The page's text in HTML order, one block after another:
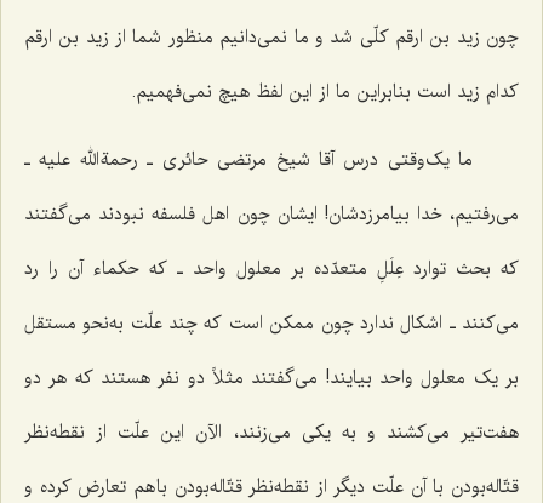
چون زید بن ارقم کلّی شد و ما نمی‌دانیم منظور شما از زید بن ارقم
کدام زید است بنابراین ما از این لفظ هیچ نمی‌فهمیم.
ما یک‌وقتی درس آقا شیخ مرتضی حائری ـ رحمة الله علیه ـ
می‌رفتیم، خدا بیامرزدشان! ایشان چون اهل فلسفه نبودند می‌گفتند
که بحث توارد عِلَلِ متعدّده بر معلول واحد ـ که حکماء آن را رد
می‌کنند ـ اشکال ندارد چون ممکن است که چند علّت به‌نحو مستقل
بر یک معلول واحد بیایند! می‌گفتند مثلاً دو نفر هستند که هر دو
هفت‌تیر می‌کشند و به یکی می‌زنند، الآن این علّت از نقطه‌نظر
قتّاله‌بودن با آن علّت دیگر از نقطه‌نظر قتّاله‌بودن با هم تعارض کرده و